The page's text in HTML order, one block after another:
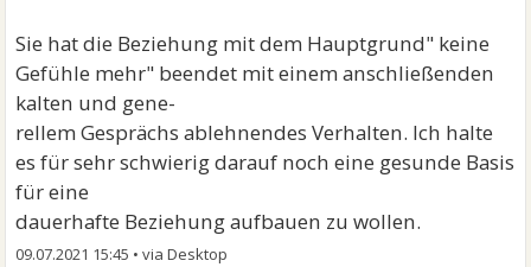
Sie hat die Beziehung mit dem Hauptgrund" keine
Gefühle mehr" beendet mit einem anschließenden
kalten und gene-
rellem Gesprächs ablehnendes Verhalten. Ich halte
es für sehr schwierig darauf noch eine gesunde Basis
für eine
dauerhafte Beziehung aufbauen zu wollen.
09.07.2021 15:45 •